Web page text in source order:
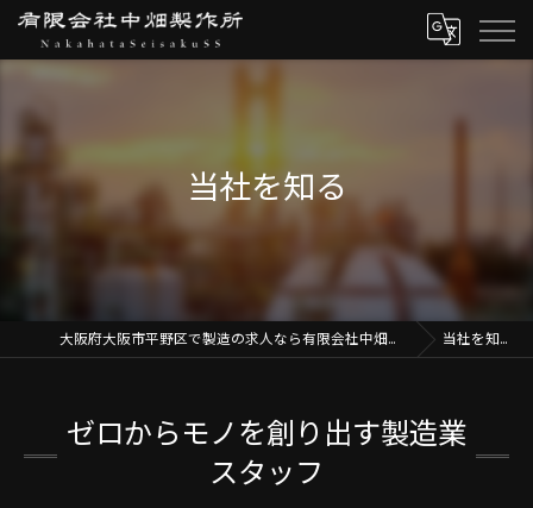
当社を知る
大阪府大阪市平野区で製造の求人なら有限会社中畑製作所 当社を知る
ゼロからモノを創り出す製造業
スタッフ